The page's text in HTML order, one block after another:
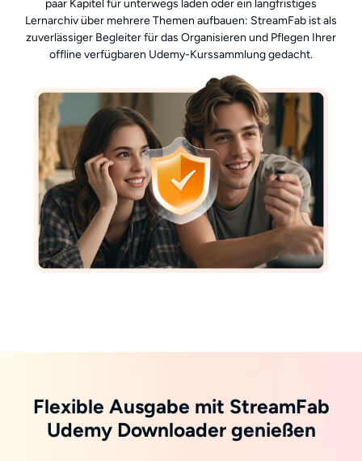
paar Kapitel für unterwegs laden oder ein langfristiges
Lernarchiv über mehrere Themen aufbauen: StreamFab ist als
zuverlässiger Begleiter für das Organisieren und Pflegen Ihrer
offline verfügbaren Udemy-Kurssammlung gedacht.
Flexible Ausgabe mit StreamFab
Udemy Downloader genießen